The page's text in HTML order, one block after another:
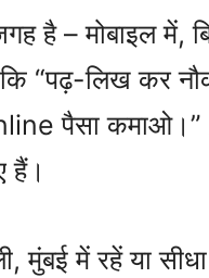
है – मोबाइल में,
“पढ़-लिख कर
पैसा कमाओ।”
हैं।
मुंबई में रहें या